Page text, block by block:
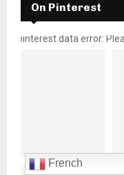
On Pinterest
pinterest data error:
French